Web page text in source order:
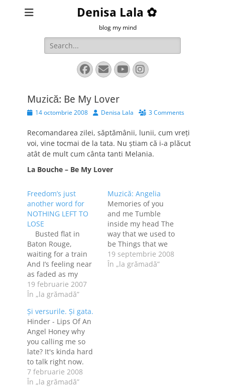
Denisa Lala ✿
blog my mind
Search
for:
Facebook
EmailYouTube
Instagram
Muzică: Be My Lover
Posted14 octombrie 2008 AuthorDenisa Lala 3 Comments
Recomandarea zilei, săptămânii, lunii, cum vreţi
voi, vine tocmai de la tata. Nu ştiam că i-a plăcut
atât de mult cum cânta tanti Melania.
La Bouche – Be My Lover
Freedom’s just
another word for
NOTHING LEFT TO
LOSE
Busted flat in
Baton Rouge,
waiting for a train
And I’s feeling near
as faded as my
jeans. Bobby
thumbed a diesel
rained, It rode us all
the way to New
Orleans. I pulled my
harpoon out of my
dirty red bandanna,
I was…
19 februarie 2007
În „la grămadă”
Muzică: Angelia
Memories of you
and me Tumble
inside my head The
way that we used to
be Things that we
said No one has
ever made me
19 septembrie 2008
În „la grămadă”
Şi versurile. Şi gata.
Hinder - Lips Of An
Angel Honey why
you calling me so
late? It's kinda hard
to talk right now.
Honey why are you
crying? Is everything
7 februarie 2008
În „la grămadă”